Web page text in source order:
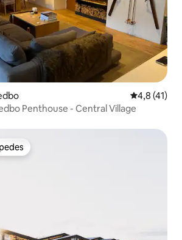
4,8 de uma
4,8 (41)
Penthouse - Central Village